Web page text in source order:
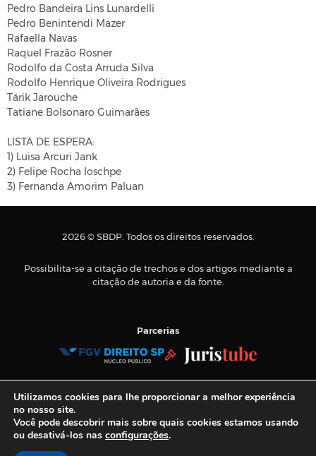
Pedro Bandeira Lins Lunardelli
Pedro Benintendi Mazer
Rafaella Navas
Raquel Frazão Rosner
Rodolfo da Costa Arruda Silva
Rodolfo Henrique Oliveira Rodrigues
Tárik Jarouche
Tatiane Bolsonaro Guimarães
LISTA DE ESPERA:
1) Luisa Arcuri Jank
2) Felipe Rocha Ioschpe
3) Fernanda Amorim Paluan
2026 © SBDP. Todos os direitos reservados.
Possibilita-se a citação de trechos e dos artigos mediante a
citação de autoria e da fonte.
Parcerias
E-mail:sbdp@sbdp.org.br
Utilizamos cookies para lhe proporcionar a melhor experiência
no nosso site.
Você pode descobrir mais sobre quais cookies estamos usando
ou desativá-los nas configurações.